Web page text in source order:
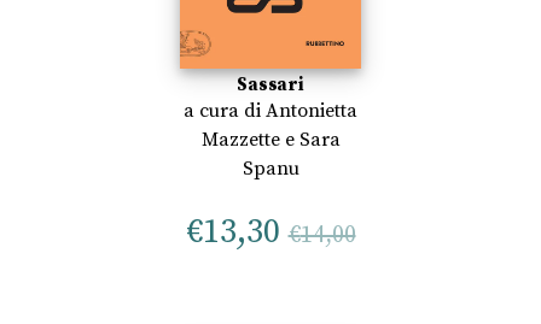
Sassari
a cura di Antonietta
Mazzettee Sara
Spanu
€13,30 €14,00